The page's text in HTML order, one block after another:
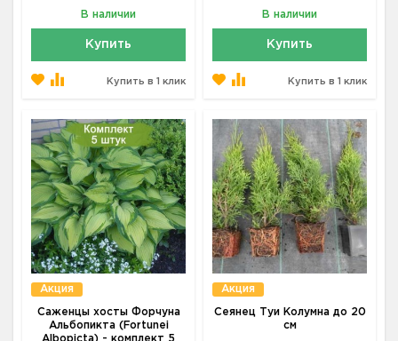
В наличии
Купить
Купить в 1 клик
В наличии
Купить
Купить в 1 клик
Акция
Саженцы хосты Форчуна
Альбопикта (Fortunei
Albopicta) - комплект 5
Акция
Сеянец Туи Колумна до 20
см